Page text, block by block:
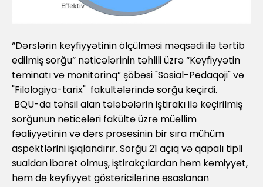
“Dərslərin keyfiyyətinin ölçülməsi məqsədi ilə tərtib
edilmiş sorğu” nəticələrinin təhlili üzrə “Keyfiyyətin
təminatı və monitorinq” şöbəsi "Sosial-Pedaqoji" və
"Filologiya-tarix" fakültələrində sorğu keçirdi.
BQU-da təhsil alan tələbələrin iştirakı ilə keçirilmiş
sorğunun nəticələri fakültə üzrə müəllim
fəaliyyətinin və dərs prosesinin bir sıra mühüm
aspektlərini işıqlandırır. Sorğu 21 açıq və qapalı tipli
sualdan ibarət olmuş, iştirakçılardan həm kəmiyyət,
həm də keyfiyyət göstəricilərinə əsaslanan